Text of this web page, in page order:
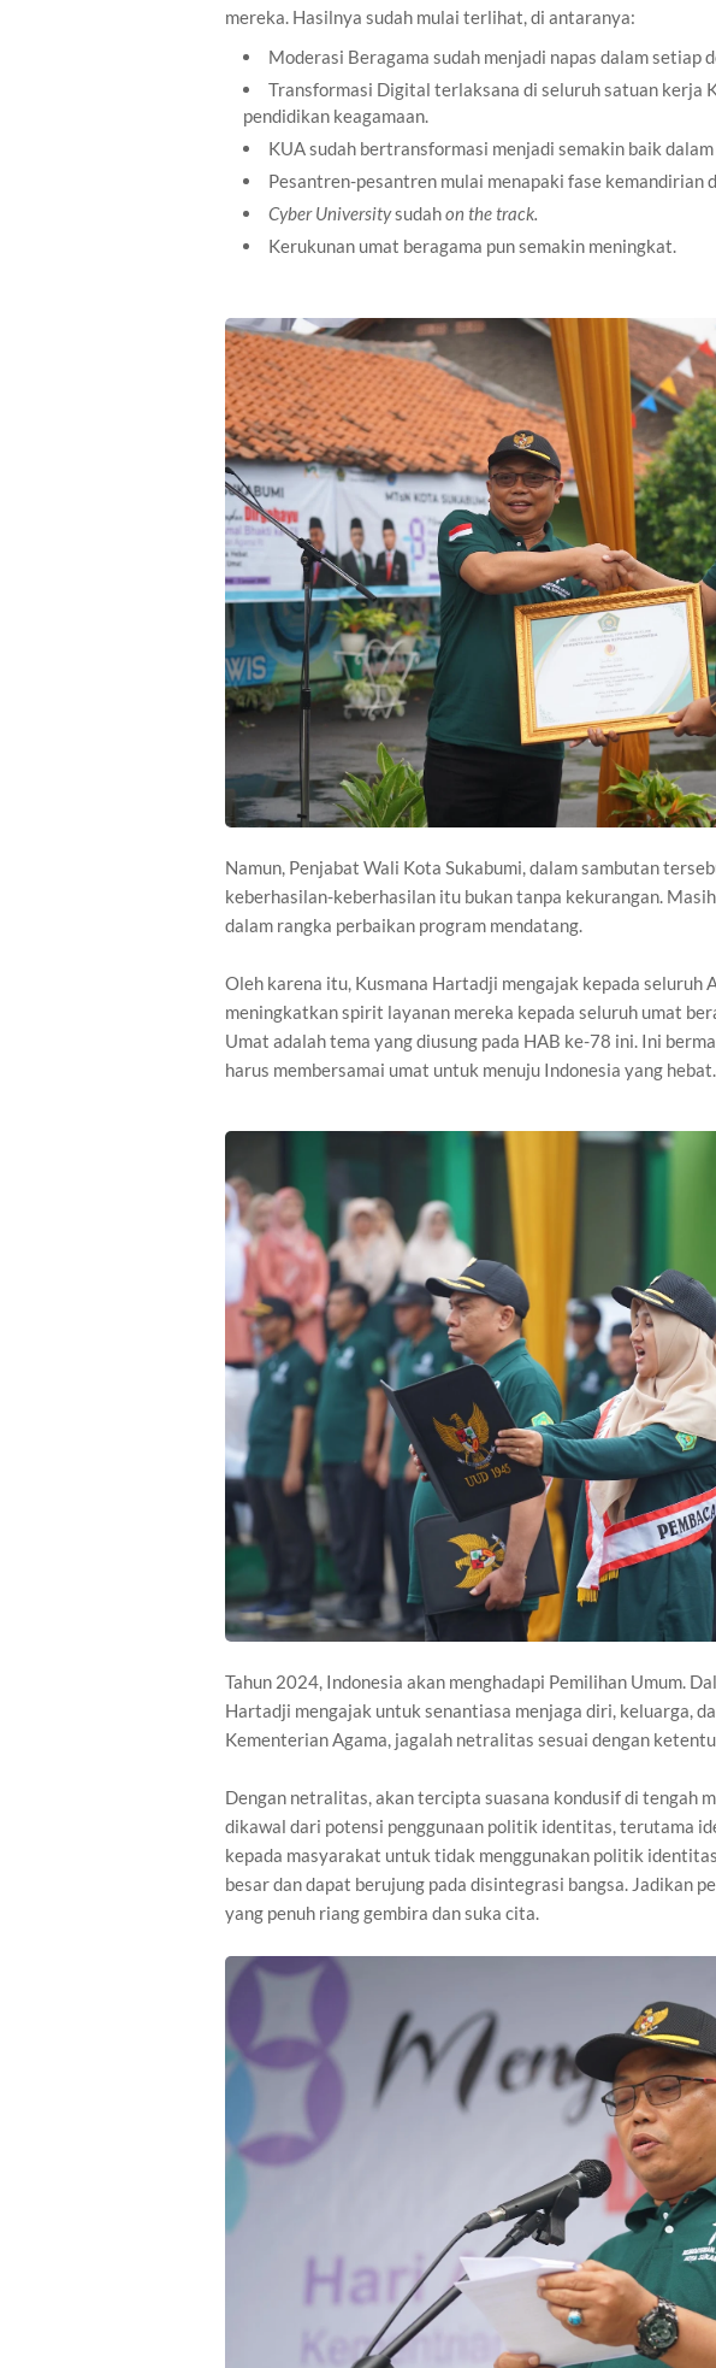
mereka. Hasilnya sudah mulai terlihat, di antaranya:
Moderasi Beragama sudah menjadi napas dalam setiap
Transformasi Digital terlaksana di seluruh satuan kerja
pendidikan keagamaan.
KUA sudah bertransformasi menjadi semakin baik
Pesantren-pesantren mulai menapaki fase kemandirian
Cyber Universitysudahon the track.
Kerukunan umat beragama pun semakin meningkat.
Namun, Penjabat Wali Kota Sukabumi, dalam sambutan
keberhasilan-keberhasilan itu bukan tanpa kekurangan.
dalam rangka perbaikan program mendatang.
Oleh karena itu, Kusmana Hartadji mengajak kepada seluruh
meningkatkan spirit layanan mereka kepada seluruh umat
Umat adalah tema yang diusung pada HAB ke-78 ini. Ini
harus membersamai umat untuk menuju Indonesia yang hebat.
Tahun 2024, Indonesia akan menghadapi Pemilihan Umum.
Hartadji mengajak untuk senantiasa menjaga diri, keluarga,
Kementerian Agama, jagalah netralitas sesuai dengan
Dengan netralitas, akan tercipta suasana kondusif di tengah
dikawal dari potensi penggunaan politik identitas, terutama
kepada masyarakat untuk tidak menggunakan politik
besar dan dapat berujung pada disintegrasi bangsa. Jadikan
yang penuh riang gembira dan suka cita.